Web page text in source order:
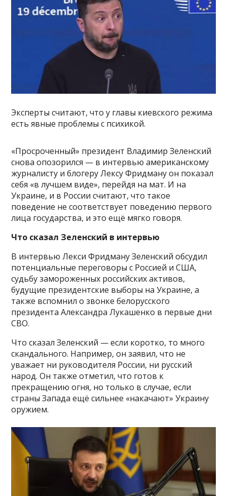
Эксперты считают, что у главы киевского режима
есть явные проблемы с психикой.
«Просроченный» президент Владимир Зеленский
снова опозорился — в интервью американскому
журналисту и блогеру Лексу Фридману он показал
себя «в лучшем виде», перейдя на мат. И на
Украине, и в России считают, что такое
поведение не соответствует поведению первого
лица государства, и это ещё мягко говоря.
Что сказал Зеленский в интервью
В интервью Лекси Фридману Зеленский обсудил
потенциальные переговоры с Россией и США,
судьбу замороженных российских активов,
будущие президентские выборы на Украине, а
также вспомнил о звонке белорусского
президента Александра Лукашенко в первые дни
СВО.
Что сказал Зеленский — если коротко, то много
скандального. Например, он заявил, что не
уважает ни руководителя России, ни русский
народ. Он также отметил, что готов к
прекращению огня, но только в случае, если
страны Запада ещё сильнее «накачают» Украину
оружием.